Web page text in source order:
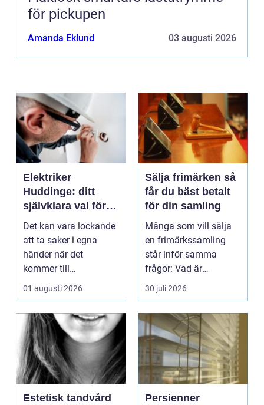
för pickupen
Amanda Eklund 03 augusti 2026
Elektriker
Huddinge: ditt
självklara val för
säker elinstallation
Det kan vara lockande
att ta saker i egna
händer när det
kommer till
hemförbättr...
01 augusti 2026
Sälja frimärken så
får du bäst betalt
för din samling
Många som vill sälja
en frimärkssamling
står inför samma
frågor: Vad är
samlingen värd? Var
vänder m...
30 juli 2026
Estetisk tandvård
Persienner